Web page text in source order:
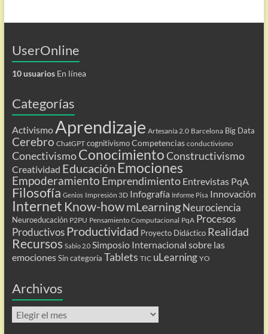
UserOnline
10 usuariosEn línea
Categorías
Activismo Aprendizaje Artesanía 2.0 Barcelona Big Data
Cerebro ChatGPT cognitivismo Competencias conductivismo
ConectivismoConocimientoConstructivismo
Creatividad Educación Emociones
Empoderamiento Emprendimiento Entrevistas PqA
Filosofía Genios Impresión 3D Infografía Informe Pisa Innovación
Internet Know-howmLearning Neurociencia
Neuroeducación P2PU Pensamiento Computacional PqA Procesos
Productivos Productividad Proyecto Didáctico Realidad
Recursos Sabio 2.0 Simposio Internacional sobre las
emociones Sin categoría Tablets TIC uLearning YO
Archivos
Archivos